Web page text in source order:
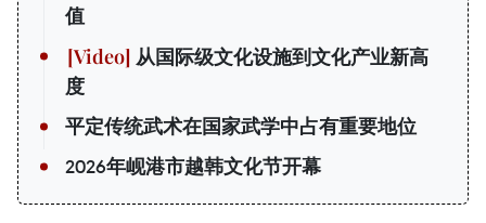
值
从国际级文化设施到文化产业新高
度
平定传统武术在国家武学中占有重要地位
2026年岘港市越韩文化节开幕